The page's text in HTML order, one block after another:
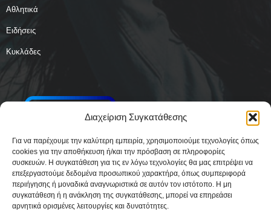
Διαχείριση Συγκατάθεσης
Για να παρέχουμε την καλύτερη εμπειρία, χρησιμοποιούμε τεχνολογίες όπως
cookies για την αποθήκευση ή/και την πρόσβαση σε πληροφορίες
συσκευών. Η συγκατάθεση για τις εν λόγω τεχνολογίες θα μας επιτρέψει να
επεξεργαστούμε δεδομένα προσωπικού χαρακτήρα, όπως συμπεριφορά
περιήγησης ή μοναδικά αναγνωριστικά σε αυτόν τον ιστότοπο. Η μη
συγκατάθεση ή η ανάκληση της συγκατάθεσης, μπορεί να επηρεάσει
αρνητικά ορισμένες λειτουργίες και δυνατότητες.
Αθλητικά
Ειδήσεις
Κυκλάδες